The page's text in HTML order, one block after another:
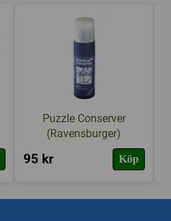
Puzzle Conserver
(Ravensburger)
95 kr Köp